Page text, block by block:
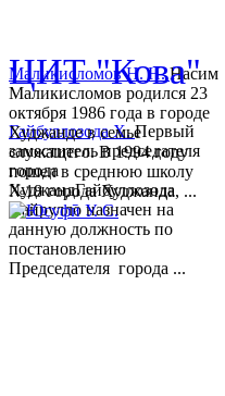
Гайбуллозода Х.Первый
заместитель председателя
города
ХуджандГайбуллозода
Хайрулло назначен на
данную должность по
постановлению
Председателя города ...
Маликисломов Н. Н.Насим
Маликисломов родился 23
октября 1986 года в городе
Худжанде в семье
служащего. В 1994 году
пошел в среднюю школу
№18 города Худжанда, ...
ЦИТ "Кова"